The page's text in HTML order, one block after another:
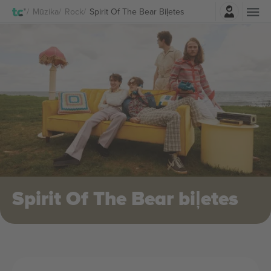
Mūzika Rock Spirit Of The Bear Biļetes
Pierakstīties
Spirit Of The Bear biļetes